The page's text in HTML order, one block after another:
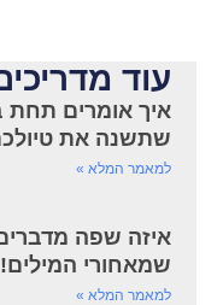
עוד
איך אומרים תחת
שתשנה את
למאמר המלא »
איזה שפה
שמאחורי המילים!
למאמר המלא »